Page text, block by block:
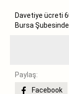
Davetiye ücreti
Bursa
Paylaş:
Facebook